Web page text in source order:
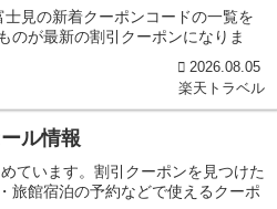
見の新着クーポンコードの一覧を
のが最新の割引クーポンになりま
2026.08.05
楽天トラベル
ル情報
ています。割引クーポンを見つけた
旅館宿泊の予約などで使えるクーポ